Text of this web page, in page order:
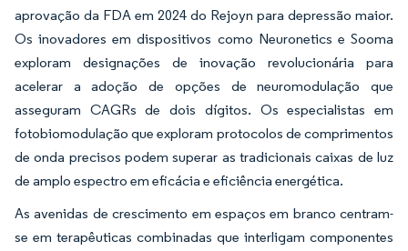
aprovação da FDA em 2024 do Rejoyn para depressão maior.
Os inovadores em dispositivos como Neuronetics e Sooma
exploram designações de inovação revolucionária para
acelerar a adoção de opções de neuromodulação que
asseguram CAGRs de dois dígitos. Os especialistas em
fotobiomodulação que exploram protocolos de comprimentos
de onda precisos podem superar as tradicionais caixas de luz
de amplo espectro em eficácia e eficiência energética.
As avenidas de crescimento em espaços em branco centram-
se em terapêuticas combinadas que interligam componentes